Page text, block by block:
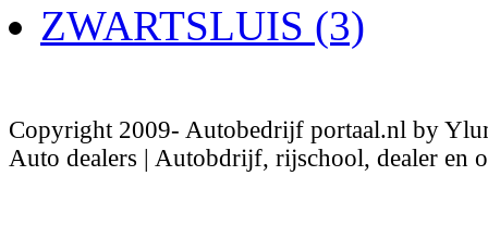
ZWARTSLUIS (3)
Copyright 2009- Autobedrijf portaal.nl by
Auto dealers | Autobdrijf, rijschool, dealer en